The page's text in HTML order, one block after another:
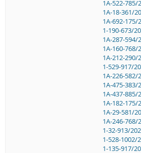
1A-522-785/
1A-18-361/
1A-692-175/
1-190-673/
1A-287-594/
1A-160-768/
1A-212-290/
1-529-917/
1A-226-582/
1A-475-383/
1A-437-885/
1A-182-175/
1A-29-581/
1A-246-768/
1-32-913/
1-528-1002/
1-135-917/